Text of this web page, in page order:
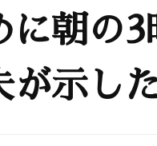
に朝の
が示し